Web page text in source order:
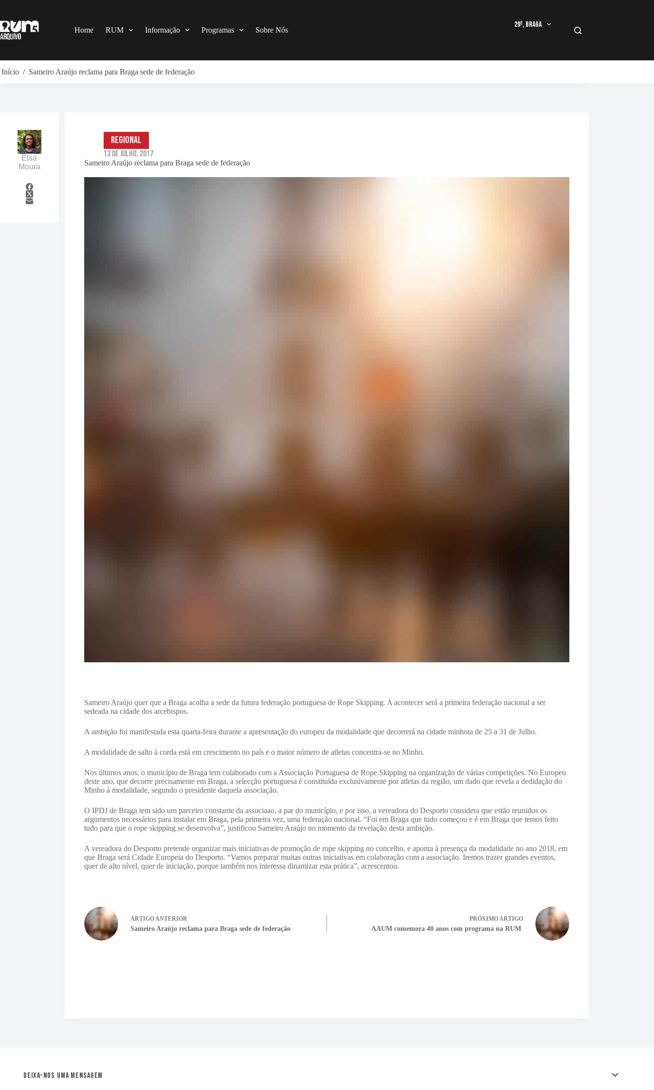
o
conteúdo
Home RUM Informação Programas Sobre Nós
29º, Braga
Início / Sameiro Araújo reclama para Braga sede de federação
Sameiro Araújo reclama para Braga sede de federação
Regional
13 de Julho, 2017
Sameiro Araújo quer que a Braga acolha a sede da futura federação portuguesa de Rope Skipping. A acontecer será a primeira federação nacional a ser
sedeada na cidade dos arcebispos.
A ambição foi manifestada esta quarta-feira durante a apresentação do europeu da modalidade que decorrerá na cidade minhota de 25 a 31 de Julho.
A modalidade de salto à corda está em crescimento no país e o maior número de atletas concentra-se no Minho.
Nos últimos anos, o município de Braga tem colaborado com a Associação Portuguesa de Rope Skipping na organização de várias competições. No Europeu
deste ano, que decorre precisamente em Braga, a selecção portuguesa é constituída exclusivamente por atletas da região, um dado que revela a dedidação do
Minho à modalidade, segundo o presidente daquela associação.
O IPDJ de Braga tem sido um parceiro constante da associaao, a par do município, e por isso, a vereadora do Desporto considera que estão reunidos os
argumentos necessários para instalar em Braga, pela primeira vez, uma federação nacional. “Foi em Braga que tudo começou e é em Braga que temos feito
tudo para que o rope skipping se desenvolva”, justificou Sameiro Araújo no momento da revelação desta ambição.
A vereadora do Desporto pretende organizar mais iniciativas de promoção de rope skipping no concelho, e aponta à presença da modalidade no ano 2018, em
que Braga será Cidade Europeia do Desporto. “Vamos preparar muitas outras iniciativas em colaboração com a associação. Iremos trazer grandes eventos,
quer de alto nível, quer de iniciação, porque também nos interessa dinamizar esta prática”, acrescentou.
ARTIGOANTERIOR
Sameiro Araújo reclama para Braga sede de federação
PRÓXIMOARTIGO
AAUM comemora 40 anos com programa na RUM
Elsa
Moura
Deixa-nos uma mensagem